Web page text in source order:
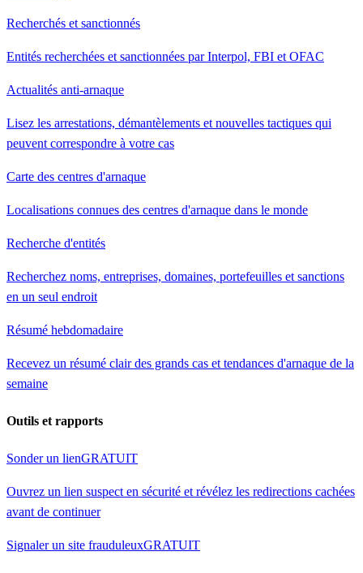
Recherchés et sanctionnés
Entités recherchées et sanctionnées par Interpol, FBI et OFAC
Actualités anti-arnaque
Lisez les arrestations, démantèlements et nouvelles tactiques qui
peuvent correspondre à votre cas
Carte des centres d'arnaque
Localisations connues des centres d'arnaque dans le monde
Recherche d'entités
Recherchez noms, entreprises, domaines, portefeuilles et sanctions
en un seul endroit
Résumé hebdomadaire
Recevez un résumé clair des grands cas et tendances d'arnaque de la
semaine
Outils et rapports
Sonder un lienGRATUIT
Ouvrez un lien suspect en sécurité et révélez les redirections cachées
avant de continuer
Signaler un site frauduleuxGRATUIT